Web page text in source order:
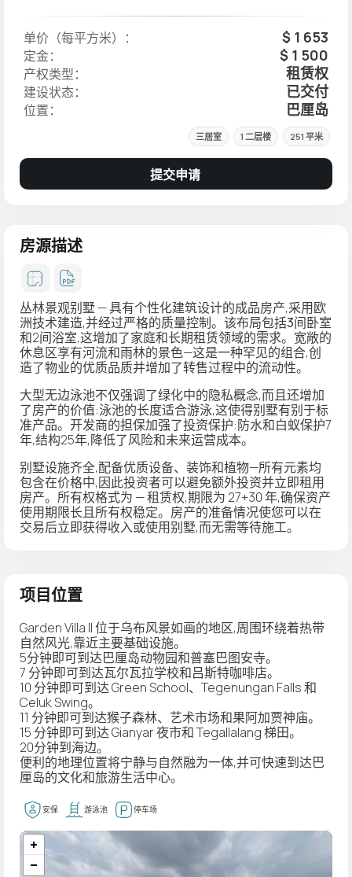
单价（每平方米）： $ 1 653
定金： $ 1 500
产权类型： 租赁权
建设状态： 已交付
位置： 巴厘岛
三居室 1 二层楼 251 平米
提交申请
房源描述
丛林景观别墅— 具有个性化建筑设计的成品房产,采用欧
洲技术建造,并经过严格的质量控制。该布局包括3间卧室
和2间浴室,这增加了家庭和长期租赁领域的需求。宽敞的
休息区享有河流和雨林的景色—这是一种罕见的组合,创
造了物业的优质品质并增加了转售过程中的流动性。
大型无边泳池不仅强调了绿化中的隐私概念,而且还增加
了房产的价值:泳池的长度适合游泳,这使得别墅有别于标
准产品。 开发商的担保加强了投资保护:防水和白蚁保护7
年,结构25年,降低了风险和未来运营成本。
别墅设施齐全,配备优质设备、装饰和植物—所有元素均
包含在价格中,因此投资者可以避免额外投资并立即租用
房产。所有权格式为 —租赁权,期限为 27+30 年,确保资产
使用期限长且所有权稳定。房产的准备情况使您可以在
交易后立即获得收入或使用别墅,而无需等待施工。
项目位置
Garden Villa II 位于乌布风景如画的地区,周围环绕着热带
自然风光,靠近主要基础设施。
5分钟即可到达巴厘岛动物园和普塞巴图安寺。
7 分钟即可到达瓦尔瓦拉学校和吕斯特咖啡店。
10 分钟即可到达 Green School、Tegenungan Falls 和
Celuk Swing。
11 分钟即可到达猴子森林、艺术市场和果阿加贾神庙。
15 分钟即可到达 Gianyar 夜市和 Tegallalang 梯田。
20分钟到海边。
便利的地理位置将宁静与自然融为一体,并可快速到达巴
厘岛的文化和旅游生活中心。
安保 游泳池 停车场